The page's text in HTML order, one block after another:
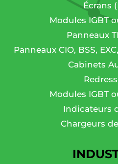
Écrans
Modules IGBT
Panneaux
Panneaux CIO, BSS,
Cabinets
Modules IGBT
Indicateurs
Chargeurs